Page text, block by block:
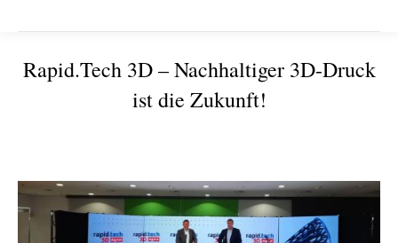
Rapid.Tech 3D – Nachhaltiger 3D-Druck
ist die Zukunft!